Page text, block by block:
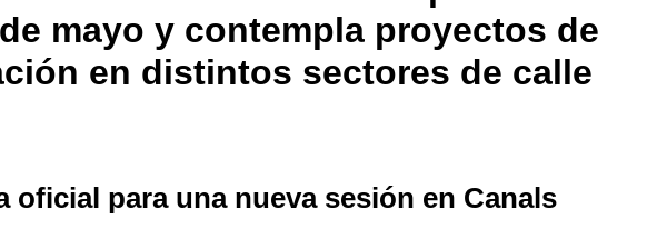
mayo y contempla proyectos de
en distintos sectores de calle
oficial para una nueva sesión en Canals